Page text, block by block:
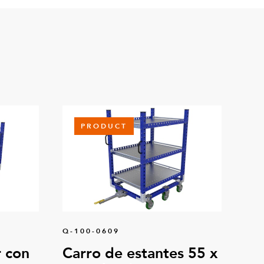
FE
mm
con
PRODUCT
Q-100-0609
Carro de estantes 55 x